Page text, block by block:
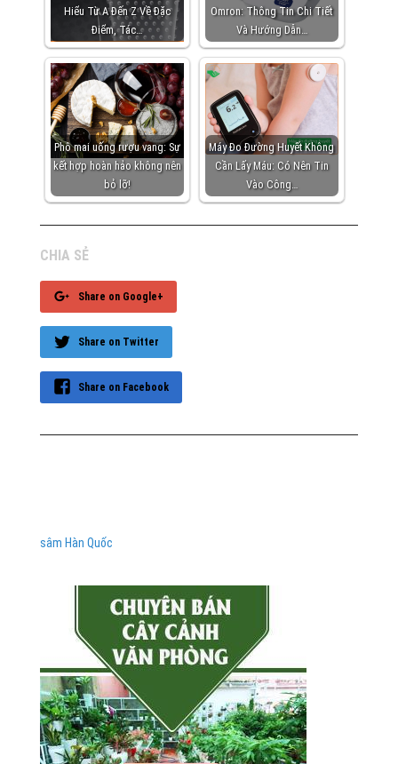
Hiểu Từ A Đến Z Về Đặc
Điểm, Tác…
Omron: Thông Tin Chi Tiết
Và Hướng Dẫn…
Phô mai uống rượu vang: Sự
kết hợp hoàn hảo không nên
bỏ lỡ!
Máy Đo Đường Huyết Không
Cần Lấy Máu: Có Nên Tin
Vào Công…
CHIA SẺ
Share on Google+
Share on Twitter
Share on Facebook
sâm Hàn Quốc